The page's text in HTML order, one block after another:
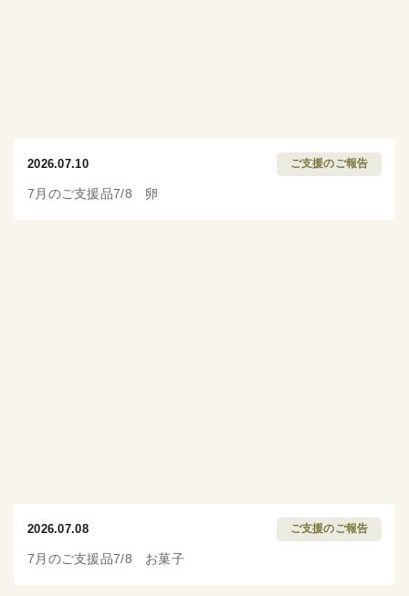
2026.07.10 ご支援のご報告
7月のご支援品7/8 卵
2026.07.08 ご支援のご報告
7月のご支援品7/8 お菓子